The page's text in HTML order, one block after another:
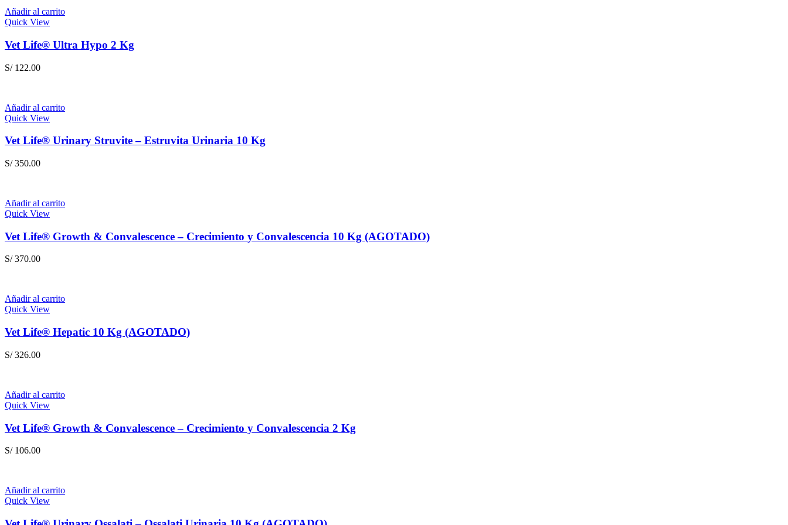
Añadir al carrito
Quick View
Vet Life® Ultra Hypo 2 Kg
S/122.00
Añadir al carrito
Quick View
Vet Life® Urinary Struvite – Estruvita Urinaria 10 Kg
S/350.00
Añadir al carrito
Quick View
Vet Life® Growth & Convalescence – Crecimiento y Convalescencia 10 Kg (AGOTADO)
S/370.00
Añadir al carrito
Quick View
Vet Life® Hepatic 10 Kg (AGOTADO)
S/326.00
Añadir al carrito
Quick View
Vet Life® Growth & Convalescence – Crecimiento y Convalescencia 2 Kg
S/106.00
Añadir al carrito
Quick View